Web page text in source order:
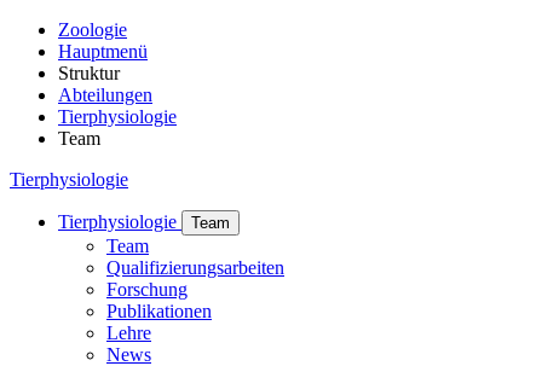
Zoologie
Hauptmenü
Struktur
Abteilungen
Tierphysiologie
Team
Tierphysiologie
Tierphysiologie Team
Team
Qualifizierungsarbeiten
Forschung
Publikationen
Lehre
News